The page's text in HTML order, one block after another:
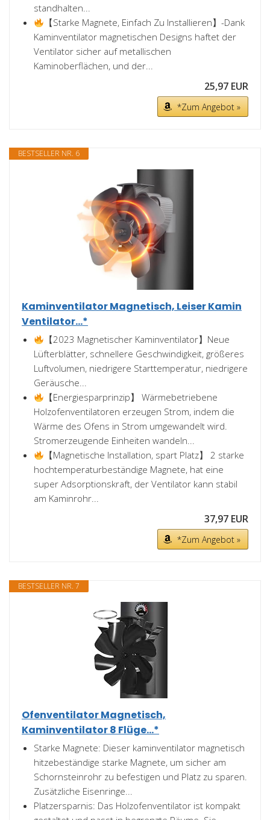
standhalten...
【Starke Magnete, Einfach Zu Installieren】-Dank
Kaminventilator magnetischen Designs haftet der
Ventilator sicher auf metallischen
Kaminoberflächen, und der...
25,97 EUR
*Zum Angebot »
BESTSELLER NR. 6
Kaminventilator Magnetisch, Leiser Kamin
Ventilator...*
【2023 Magnetischer Kaminventilator】Neue
Lüfterblätter, schnellere Geschwindigkeit, größeres
Luftvolumen, niedrigere Starttemperatur, niedrigere
Geräusche...
【Energiesparprinzip】 Wärmebetriebene
Holzofenventilatoren erzeugen Strom, indem die
Wärme des Ofens in Strom umgewandelt wird.
Stromerzeugende Einheiten wandeln...
【Magnetische Installation, spart Platz】 2 starke
hochtemperaturbeständige Magnete, hat eine
super Adsorptionskraft, der Ventilator kann stabil
am Kaminrohr...
37,97 EUR
*Zum Angebot »
BESTSELLER NR. 7
Ofenventilator Magnetisch,
Kaminventilator 8 Flüge...*
Starke Magnete: Dieser kaminventilator magnetisch
hitzebeständige starke Magnete, um sicher am
Schornsteinrohr zu befestigen und Platz zu sparen.
Zusätzliche Eisenringe...
Platzersparnis: Das Holzofenventilator ist kompakt